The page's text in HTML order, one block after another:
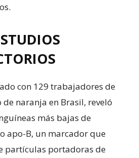
con 129 trabajadores de
naranja en Brasil, reveló
más bajas de
apo-B, un marcador que
partículas portadoras de